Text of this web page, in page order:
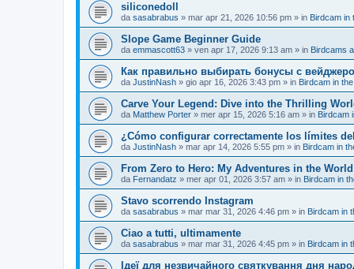
siliconedoll
da sasabrabus » mar apr 21, 2026 10:56 pm » in Birdcam in
Slope Game Beginner Guide
da emmascott63 » ven apr 17, 2026 9:13 am » in Birdcams
Как правильно выбирать бонусы с
da JustinNash » gio apr 16, 2026 3:43 pm » in Birdcam in
Carve Your Legend: Dive into the Thrilling
da Matthew Porter » mer apr 15, 2026 5:16 am » in Birdcam
¿Cómo configurar correctamente los límites
da JustinNash » mar apr 14, 2026 5:55 pm » in Birdcam in
From Zero to Hero: My Adventures in the
da Fernandatz » mer apr 01, 2026 3:57 am » in Birdcam in
Stavo scorrendo Instagram
da sasabrabus » mar mar 31, 2026 4:46 pm » in Birdcam in
Ciao a tutti, ultimamente
da sasabrabus » mar mar 31, 2026 4:45 pm » in Birdcam in
Ідеї для незвичайного святкування дня